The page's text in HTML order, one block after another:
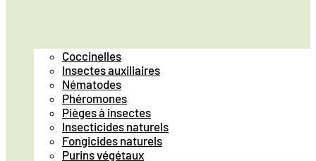
Coccinelles
Insectes auxiliaires
Nématodes
Phéromones
Pièges à insectes
Insecticides naturels
Fongicides naturels
Purins végétaux